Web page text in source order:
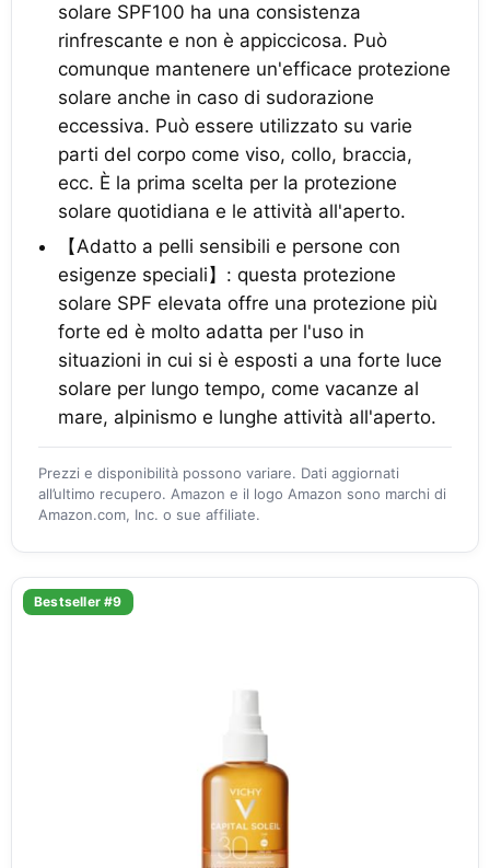
solare SPF100 ha una consistenza
rinfrescante e non è appiccicosa. Può
comunque mantenere un'efficace protezione
solare anche in caso di sudorazione
eccessiva. Può essere utilizzato su varie
parti del corpo come viso, collo, braccia,
ecc. È la prima scelta per la protezione
solare quotidiana e le attività all'aperto.
【Adatto a pelli sensibili e persone con
esigenze speciali】: questa protezione
solare SPF elevata offre una protezione più
forte ed è molto adatta per l'uso in
situazioni in cui si è esposti a una forte luce
solare per lungo tempo, come vacanze al
mare, alpinismo e lunghe attività all'aperto.
Prezzi e disponibilità possono variare. Dati aggiornati
all’ultimo recupero. Amazon e il logo Amazon sono marchi di
Amazon.com, Inc. o sue affiliate.
Bestseller #9